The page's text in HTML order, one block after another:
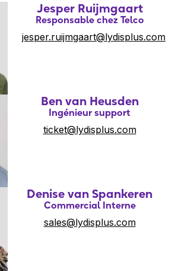
Jesper Ruijmgaart
Responsable chez Telco
jesper.ruijmgaart@lydisplus.com
Ben van Heusden
Ingénieur support
ticket@lydisplus.com
Denise van Spankeren
Commercial Interne
sales@lydisplus.com